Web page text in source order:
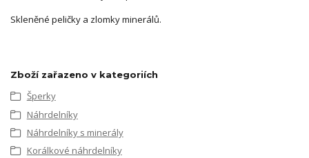
Skleněné peličky a zlomky minerálů.
Zboží zařazeno v kategoriích
Šperky
Náhrdelníky
Náhrdelníky s minerály
Korálkové náhrdelníky